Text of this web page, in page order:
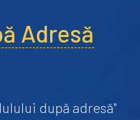
Adresă
după adresă"